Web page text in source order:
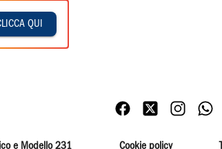
QUI
e Modello 231 Cookie policy